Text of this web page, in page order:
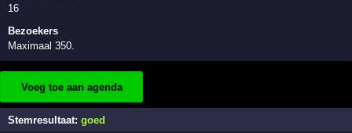
16
Bezoekers
Maximaal 350.
Voeg toe aan agenda
Stemresultaat:goed